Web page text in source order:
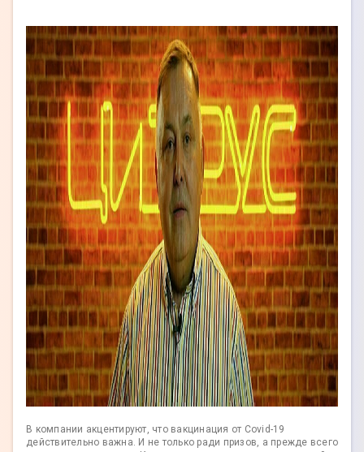
В компании акцентируют, что вакцинация от Covid-19
действительно важна. И не только ради призов, а прежде всего